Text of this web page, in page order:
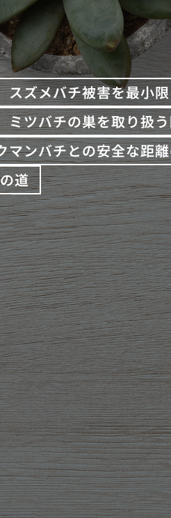
スズメバチ被害を最小
ミツバチの巣を取り扱
マンバチとの安全な距
道